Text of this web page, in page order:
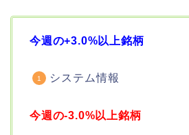
今週の+3.0%以上銘柄
システム情報
今週の-3.0%以上銘柄